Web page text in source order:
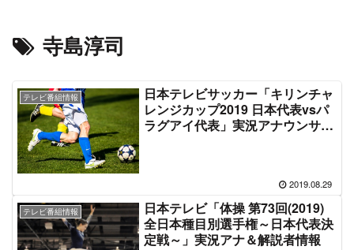
寺島淳司
テレビ番組情報
日本テレビサッカー「キリンチャ
レンジカップ2019 日本代表vsパ
ラグアイ代表」実況アナウンサー
2019.08.29
テレビ番組情報
日本テレビ「体操 第73回(2019)
全日本種目別選手権～日本代表決
定戦～」実況アナ＆解説者情報